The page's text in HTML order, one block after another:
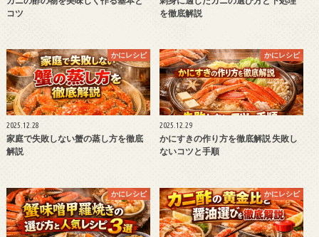
コツ
を徹底解説
かにレシピ
2025.12.28
家庭で失敗しない蟹の蒸し方を徹底
解説
かにレシピ
2025.12.29
かにすきの作り方を徹底解説 失敗し
ないコツと手順
かにレシピ かにレシピ